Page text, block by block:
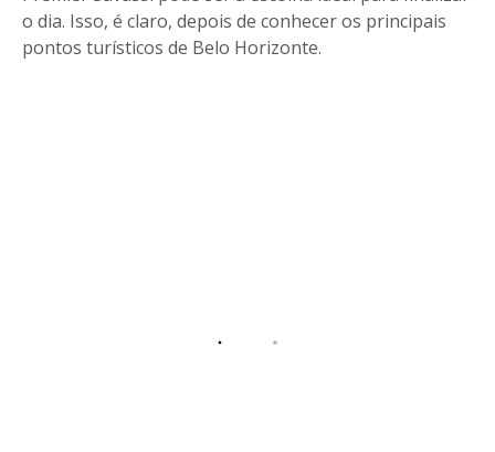
o dia. Isso, é claro, depois de conhecer os principais
pontos turísticos de Belo Horizonte.